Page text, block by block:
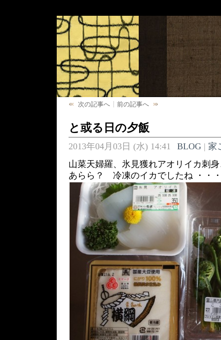
次の記事へ 前の記事へ
と或る日の夕飯
2013年04月03日 (水) 14:41 BLOG| 家
山菜天婦羅、氷見獲れアオリイカ刺
あらら？ 冷凍のイカでしたね ・・